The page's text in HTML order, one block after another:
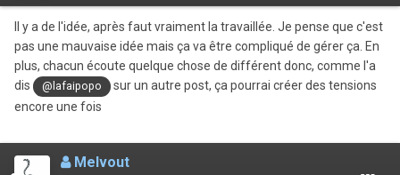
Il y a de l'idée, après faut vraiment la travaillée. Je pense que c'est
pas une mauvaise idée mais ça va être compliqué de gérer ça. En
plus, chacun écoute quelque chose de différent donc, comme l'a
dis
@lafaipopo
sur un autre post, ça pourrai créer des tensions
encore une fois
Melvout